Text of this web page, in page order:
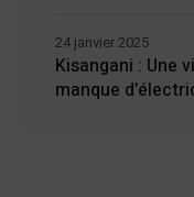
Kisangani : Une
manque
24 janvier 2025